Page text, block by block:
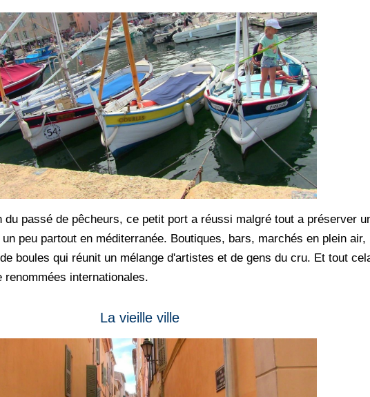
passé de pêcheurs, ce petit port a réussi malgré tout a préserver
peu partout en méditerranée. Boutiques, bars, marchés en plein air,
boules qui réunit un mélange d'artistes et de gens du cru. Et tout
internationales.
La vieille ville